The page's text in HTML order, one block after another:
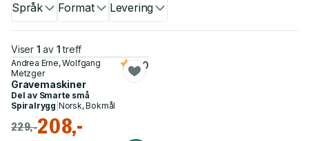
Språk Format Levering
Viser 1 av 1 treff
Andrea Erne, Wolfgang
Metzger
Gravemaskiner
4.0
Del av Smarte små
Spiralrygg Norsk, Bokmål
229,-208,-